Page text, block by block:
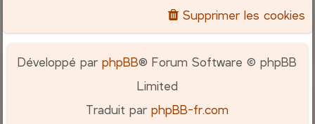
Supprimer les cookies
Développé parphpBB® Forum Software © phpBB
Limited
Traduit parphpBB-fr.com